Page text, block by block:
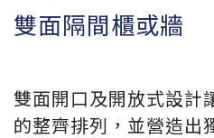
雙面隔間櫃或牆
雙面開口及開放式設計
的整齊排列，並營造出